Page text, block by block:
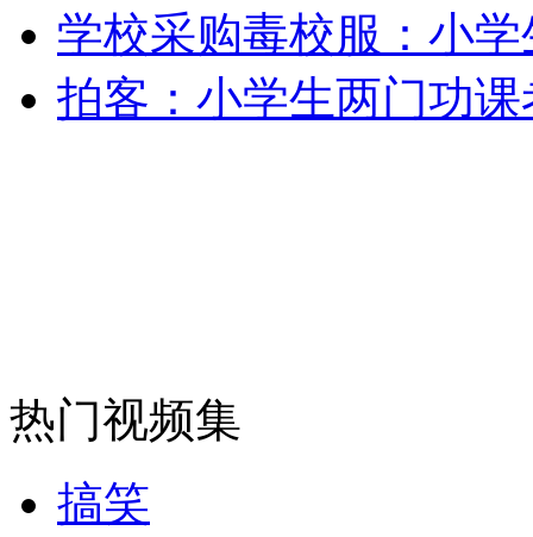
外交部：有关国家言论片面不公正
消防员救轻生者 花炮节热闹非凡
学校采购毒校服：小
拍客：小学生两门功
热门视频集
搞笑